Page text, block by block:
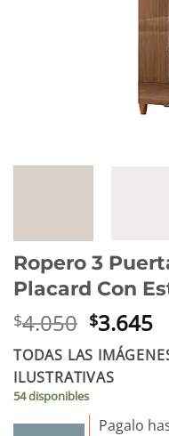
Ropero 3
Placard Con
$4.050 El
precio
original
era:
$4.050.
$3.645El
TODAS LAS
ILUSTRATIVAS
54 disponibles
Pagalo